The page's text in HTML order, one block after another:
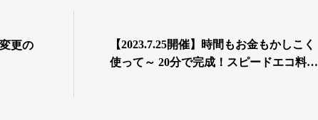
更の
【2023.7.25開催】時間もお金もかしこく
使って～ 20分で完成！スピードエコ料理